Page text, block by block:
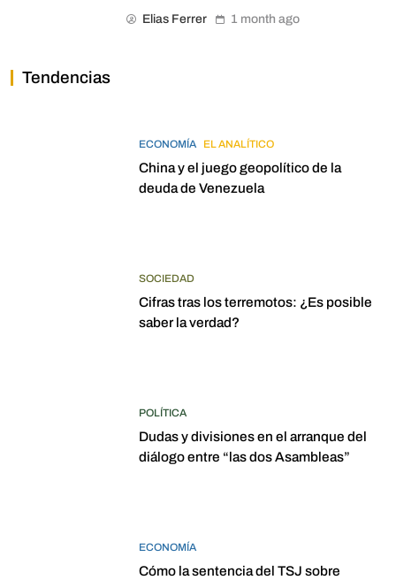
Elias Ferrer 1 month ago
Tendencias
ECONOMÍA EL ANALÍTICO
China y el juego geopolítico de la
deuda de Venezuela
SOCIEDAD
Cifras tras los terremotos: ¿Es posible
saber la verdad?
POLÍTICA
Dudas y divisiones en el arranque del
diálogo entre “las dos Asambleas”
ECONOMÍA
Cómo la sentencia del TSJ sobre